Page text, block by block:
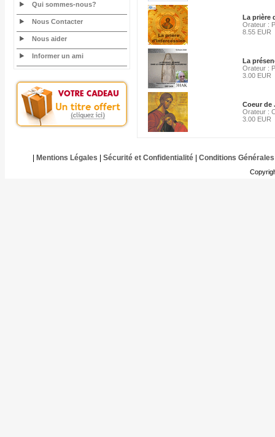
Qui sommes-nous?
Nous Contacter
Nous aider
Informer un ami
La prière
Orateur :
8.55 EUR
La
Orateur :
3.00 EUR
Coeur de
Orateur :
3.00 EUR
Mentions Légales Sécurité et Confidentialité| Conditions Générales